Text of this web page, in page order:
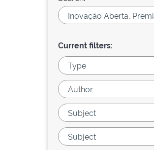
Current filters: